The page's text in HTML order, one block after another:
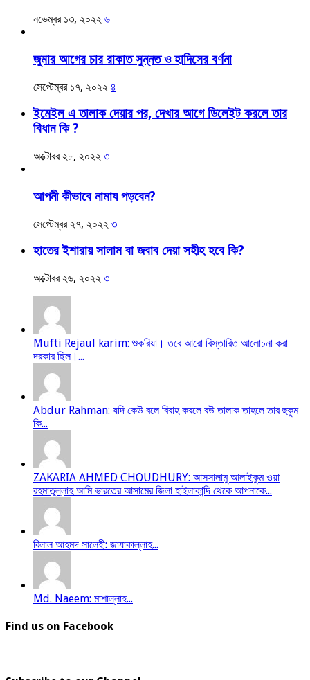
নভেম্বর ১৩, ২০২২ ৬
জুমার আগের চার রাকাত সুন্নত ও হাদিসের বর্ণনা
সেপ্টেম্বর ১৭, ২০২২ ৪
ইমেইল এ তালাক দেয়ার পর, দেখার আগে ডিলেইট করলে তার
বিধান কি ?
অক্টোবর ২৮, ২০২২ ৩
আপনী কীভাবে নামায পড়বেন?
সেপ্টেম্বর ২৭, ২০২২ ৩
হাতের ইশারায় সালাম বা জবাব দেয়া সহীহ হবে কি?
অক্টোবর ২৬, ২০২২ ৩
Mufti Rejaul karim: শুকরিয়া। তবে আরো বিস্তারিত আলোচনা করা
দরকার ছিল।...
Abdur Rahman: যদি কেউ বলে বিবাহ করলে বউ তালাক তাহলে তার হুকুম
কি...
ZAKARIA AHMED CHOUDHURY: আসসালামু আলাইকুম ওয়া
রহমাতুল্লাহ আমি ভারতের আসামের জিলা হাইলাকান্দি থেকে আপনাকে...
বিলাল আহমদ সালেহী: জাযাকাল্লাহ...
Md. Naeem: মাশাল্লাহ...
Find us on Facebook